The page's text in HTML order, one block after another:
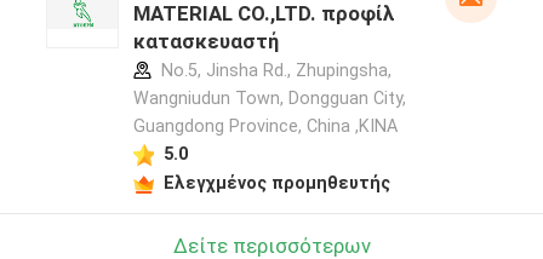
MATERIAL CO.,LTD. προφίλ
κατασκευαστή
No.5, Jinsha Rd., Zhupingsha,
Wangniudun Town, Dongguan City,
Guangdong Province, China ,ΚΙΝΑ
5.0
Ελεγχμένος προμηθευτής
Δείτε περισσότερων